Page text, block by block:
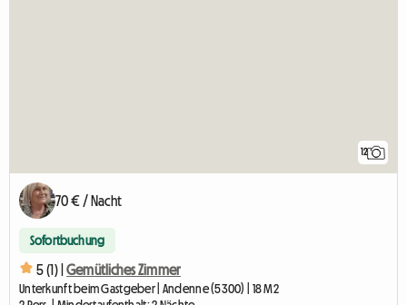
12
70 € / Nacht
Sofortbuchung
5 (1) | Gemütliches Zimmer
Unterkunft beim Gastgeber | Andenne (5300) | 18 M2